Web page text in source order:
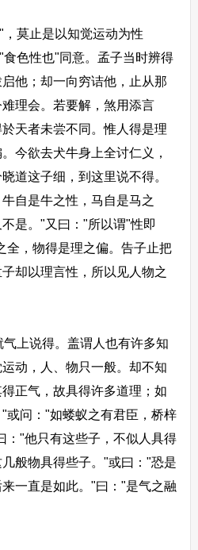
莫止是以知觉运动为性
色性也"同意。孟子当时辨得
他；却一向穷诘他，止从那
理会。若要解，煞用添言
天者未尝不同。惟人得是理
今欲去犬牛身上全讨仁义，
道这子细，到这里说不得。
自是牛之性，马自是马之
是。"又曰："所以谓"性即
全，物得是理之偏。告子止把
却以理言性，所以见人物之
上说得。盖谓人也有许多知
动，人、物只一般。却不知
正气，故具得许多道理；如
或问："如蝼蚁之有君臣，桥梓
："他只有这些子，不似人具得
般物具得些子。"或曰："恐是
一直是如此。"曰："是气之融